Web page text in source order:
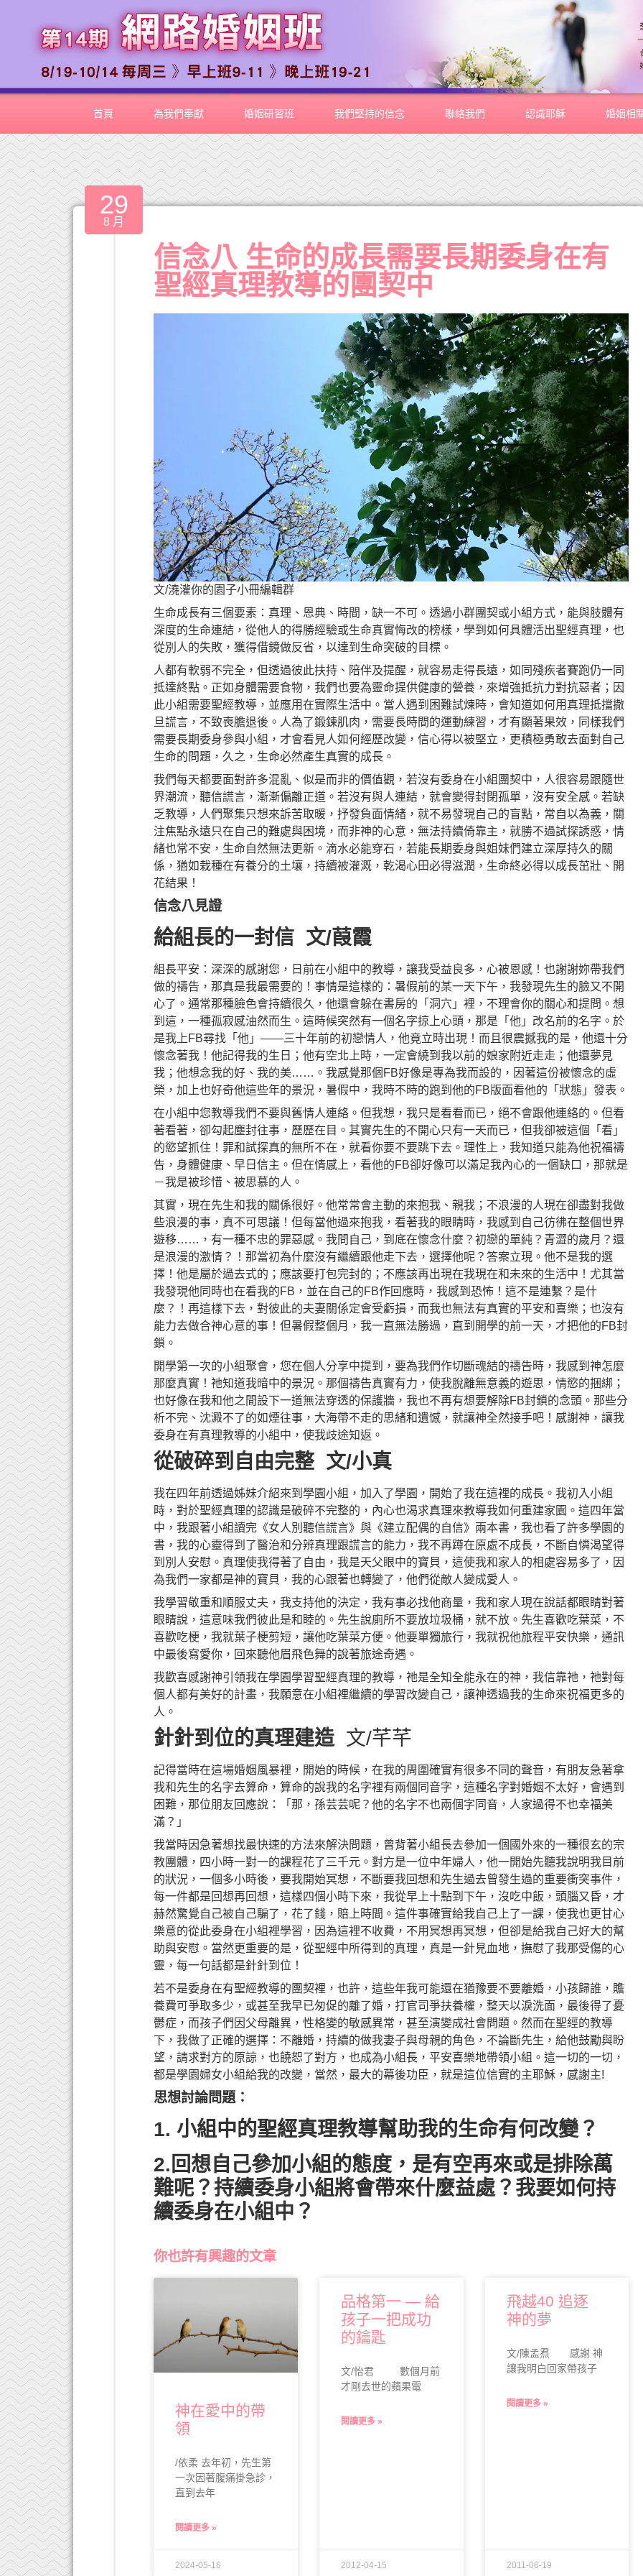
首頁 為我們奉獻 婚姻研習班 我們堅持的信念 聯絡我們 認識耶穌 婚姻相
29
8 月
信念八 生命的成長需要長期委身在有
聖經真理教導的團契中
文/澆灌你的園子小冊編輯群
生命成長有三個要素：真理、恩典、時間，缺一不可。透過小群團契或小組方式，能與肢體有
深度的生命連結，從他人的得勝經驗或生命真實悔改的榜樣，學到如何具體活出聖經真理，也
從別人的失敗，獲得借鏡做反省，以達到生命突破的目標。
人都有軟弱不完全，但透過彼此扶持、陪伴及提醒，就容易走得長遠，如同殘疾者賽跑仍一同
抵達終點。正如身體需要食物，我們也要為靈命提供健康的營養，來增強抵抗力對抗惡者；因
此小組需要聖經教導，並應用在實際生活中。當人遇到困難試煉時，會知道如何用真理抵擋撒
旦謊言，不致喪膽退後。人為了鍛鍊肌肉，需要長時間的運動練習，才有顯著果效，同樣我們
需要長期委身參與小組，才會看見人如何經歷改變，信心得以被堅立，更積極勇敢去面對自己
生命的問題，久之，生命必然產生真實的成長。
我們每天都要面對許多混亂、似是而非的價值觀，若沒有委身在小組團契中，人很容易跟隨世
界潮流，聽信謊言，漸漸偏離正道。若沒有與人連結，就會變得封閉孤單，沒有安全感。若缺
乏教導，人們聚集只想來訴苦取暖，抒發負面情緒，就不易發現自己的盲點，常自以為義，關
注焦點永遠只在自己的難處與困境，而非神的心意，無法持續倚靠主，就勝不過試探誘惑，情
緒也常不安，生命自然無法更新。滴水必能穿石，若能長期委身與姐妹們建立深厚持久的關
係，猶如栽種在有養分的土壤，持續被灌溉，乾渴心田必得滋潤，生命終必得以成長茁壯、開
花結果！
信念八見證
給組長的一封信 文/葭霞
組長平安：深深的感謝您，日前在小組中的教導，讓我受益良多，心被恩感！也謝謝妳帶我們
做的禱告，那真是我最需要的！事情是這樣的：暑假前的某一天下午，我發現先生的臉又不開
心了。通常那種臉色會持續很久，他還會躲在書房的「洞穴」裡，不理會你的關心和提問。想
到這，一種孤寂感油然而生。這時候突然有一個名字掠上心頭，那是「他」改名前的名字。於
是我上FB尋找「他」——三十年前的初戀情人，他竟立時出現！而且很震撼我的是，他還十分
懷念著我！他記得我的生日；他有空北上時，一定會繞到我以前的娘家附近走走；他還夢見
我；他想念我的好、我的美……。我感覺那個FB好像是專為我而設的，因著這份被懷念的虛
榮，加上也好奇他這些年的景況，暑假中，我時不時的跑到他的FB版面看他的「狀態」發表。
在小組中您教導我們不要與舊情人連絡。但我想，我只是看看而已，絕不會跟他連絡的。但看
著看著，卻勾起塵封往事，歷歷在目。其實先生的不開心只有一天而已，但我卻被這個「看」
的慾望抓住！罪和試探真的無所不在，就看你要不要跳下去。理性上，我知道只能為他祝福禱
告，身體健康、早日信主。但在情感上，看他的FB卻好像可以滿足我內心的一個缺口，那就是
－我是被珍惜、被思慕的人。
其實，現在先生和我的關係很好。他常常會主動的來抱我、親我；不浪漫的人現在卻盡對我做
些浪漫的事，真不可思議！但每當他過來抱我，看著我的眼睛時，我感到自己彷彿在整個世界
遊移……，有一種不忠的罪惡感。我問自己，到底在懷念什麼？初戀的單純？青澀的歲月？還
是浪漫的激情？！那當初為什麼沒有繼續跟他走下去，選擇他呢？答案立現。他不是我的選
擇！他是屬於過去式的；應該要打包完封的；不應該再出現在我現在和未來的生活中！尤其當
我發現他同時也在看我的FB，並在自己的FB作回應時，我感到恐怖！這不是連繫？是什
麼？！再這樣下去，對彼此的夫妻關係定會受虧損，而我也無法有真實的平安和喜樂；也沒有
能力去做合神心意的事！但暑假整個月，我一直無法勝過，直到開學的前一天，才把他的FB封
鎖。
開學第一次的小組聚會，您在個人分享中提到，要為我們作切斷魂結的禱告時，我感到神怎麼
那麼真實！祂知道我暗中的景況。那個禱告真實有力，使我脫離無意義的遊思，情慾的捆綁；
也好像在我和他之間設下一道無法穿透的保護牆，我也不再有想要解除FB封鎖的念頭。那些分
析不完、沈澱不了的如煙往事，大海帶不走的思緒和遺憾，就讓神全然接手吧！感謝神，讓我
委身在有真理教導的小組中，使我歧途知返。
從破碎到自由完整 文/小真
我在四年前透過姊妹介紹來到學園小組，加入了學園，開始了我在這裡的成長。我初入小組
時，對於聖經真理的認識是破碎不完整的，內心也渴求真理來教導我如何重建家園。這四年當
中，我跟著小組讀完《女人別聽信謊言》與《建立配偶的自信》兩本書，我也看了許多學園的
書，我的心靈得到了醫治和分辨真理跟謊言的能力，我不再蹲在原處不成長，不斷自憐渴望得
到別人安慰。真理使我得著了自由，我是天父眼中的寶貝，這使我和家人的相處容易多了，因
為我們一家都是神的寶貝，我的心跟著也轉變了，他們從敵人變成愛人。
我學習敬重和順服丈夫，我支持他的決定，我有事必找他商量，我和家人現在說話都眼睛對著
眼睛說，這意味我們彼此是和睦的。先生說廁所不要放垃圾桶，就不放。先生喜歡吃葉菜，不
喜歡吃梗，我就葉子梗剪短，讓他吃葉菜方便。他要單獨旅行，我就祝他旅程平安快樂，通訊
中最後寫愛你，回來聽他眉飛色舞的說著旅途奇遇。
我歡喜感謝神引領我在學園學習聖經真理的教導，祂是全知全能永在的神，我信靠祂，祂對每
個人都有美好的計畫，我願意在小組裡繼續的學習改變自己，讓神透過我的生命來祝福更多的
人。
針針到位的真理建造 文/芊芊
記得當時在這場婚姻風暴裡，開始的時候，在我的周圍確實有很多不同的聲音，有朋友急著拿
我和先生的名字去算命，算命的說我的名字裡有兩個同音字，這種名字對婚姻不太好，會遇到
困難，那位朋友回應說：「那，孫芸芸呢？他的名字不也兩個字同音，人家過得不也幸福美
滿？」
我當時因急著想找最快速的方法來解決問題，曾背著小組長去參加一個國外來的一種很玄的宗
教團體，四小時一對一的課程花了三千元。對方是一位中年婦人，他一開始先聽我說明我目前
的狀況，一個多小時後，要我開始冥想，不斷要我回想和先生過去曾發生過的重要衝突事件，
每一件都是回想再回想，這樣四個小時下來，我從早上十點到下午，沒吃中飯，頭腦又昏，才
赫然驚覺自己被自己騙了，花了錢，賠上時間。這件事確實給我自己上了一課，使我也更甘心
樂意的從此委身在小組裡學習，因為這裡不收費，不用冥想再冥想，但卻是給我自己好大的幫
助與安慰。當然更重要的是，從聖經中所得到的真理，真是一針見血地，撫慰了我那受傷的心
靈，每一句話都是針針到位！
若不是委身在有聖經教導的團契裡，也許，這些年我可能還在猶豫要不要離婚，小孩歸誰，贍
養費可爭取多少，或甚至我早已匆促的離了婚，打官司爭扶養權，整天以淚洗面，最後得了憂
鬱症，而孩子們因父母離異，性格變的敏感異常，甚至演變成社會問題。然而在聖經的教導
下，我做了正確的選擇：不離婚，持續的做我妻子與母親的角色，不論斷先生，給他鼓勵與盼
望，請求對方的原諒，也饒恕了對方，也成為小組長，平安喜樂地帶領小組。這一切的一切，
都是學園婦女小組給我的改變，當然，最大的幕後功臣，就是這位信實的主耶穌，感謝主!
思想討論問題：
1. 小組中的聖經真理教導幫助我的生命有何改變？
2.回想自己參加小組的態度，是有空再來或是排除萬
難呢？持續委身小組將會帶來什麼益處？我要如何持
續委身在小組中？
你也許有興趣的文章
神在愛中的帶
領
/依柔 去年初，先生第
一次因著腹痛掛急診，
直到去年
閱讀更多 »
2024-05-16
品格第一 — 給
孩子一把成功
的鑰匙
文/怡君 數個月前
才剛去世的蘋果電
閱讀更多 »
2012-04-15
飛越40 追逐
神的夢
文/陳孟焄 感謝 神
讓我明白回家帶孩子
閱讀更多 »
2011-06-19